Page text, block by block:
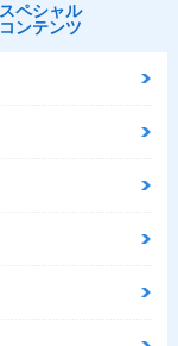
スペシャル
コンテンツ